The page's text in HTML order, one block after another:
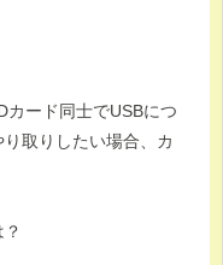
カード同士でUSBにつ
取りしたい場合、カ